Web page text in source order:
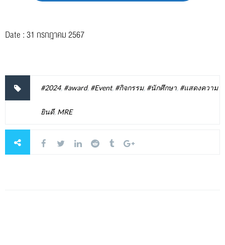
Date : 31 กรกฎาคม 2567
#2024, #award, #Event, #กิจกรรม, #นักศึกษา, #แสดงความ
ยินดี, MRE